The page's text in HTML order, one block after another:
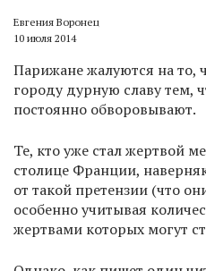
Евгения Воронец
10 июля 2014
Парижане жалуются на то,
городу дурную славу тем,
постоянно обворовывают.
Те, кто уже стал жертвой
столице Франции,
от такой претензии (что
особенно учитывая
жертвами которых могут